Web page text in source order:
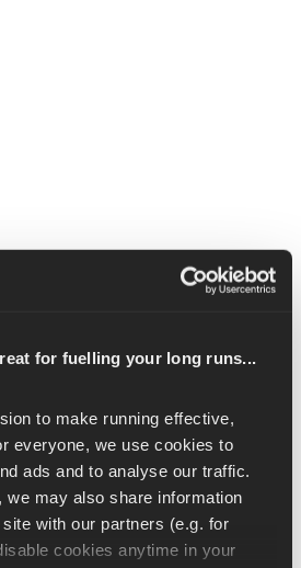
for fuelling your long runs...
to make running effective,
everyone, we use cookies to
ads and to analyse our traffic.
we may also share information
with our partners (e.g. for
cookies anytime in your
te wisselen. De beweging moet vanuit
de knieën of heupen. Je voet
en de stappen naar voren zijn
moet rechtop staan en een beetje
je ellebogen dicht tegen je lichaam aan
en beweeg ze in hetzelfde tempo